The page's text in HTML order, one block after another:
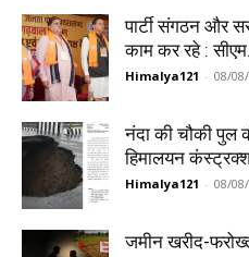
पार्टी संगठन और
काम कर रहे :
Himalya121 - 08/
नंदा की चौकी पुल
हिमालयन
Himalya121 - 08/
जमीन खरीद-